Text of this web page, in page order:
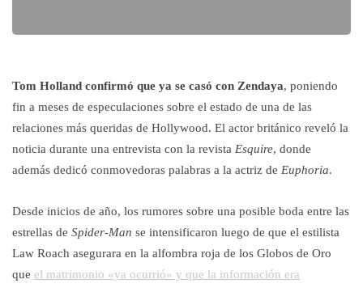
Tom Holland confirmó que ya se casó con Zendaya, poniendo
fin a meses de especulaciones sobre el estado de una de las
relaciones más queridas de Hollywood. El actor británico reveló la
noticia durante una entrevista con la revista Esquire, donde
además dedicó conmovedoras palabras a la actriz de Euphoria.
Desde inicios de año, los rumores sobre una posible boda entre las
estrellas de Spider-Man se intensificaron luego de que el estilista
Law Roach asegurara en la alfombra roja de los Globos de Oro
que el matrimonio «ya ocurrió» y que la información era